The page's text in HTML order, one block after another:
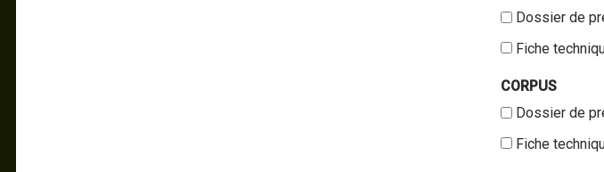
Dossier de
Fiche
CORPUS
Dossier de
Fiche